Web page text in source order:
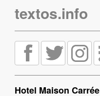
textos.info
Hotel Maison Carrée